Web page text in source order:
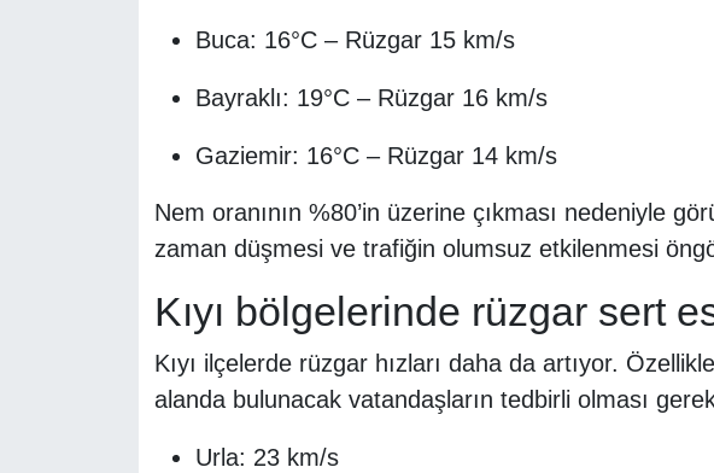
Buca: 16°C – Rüzgar 15 km/s
Bayraklı: 19°C – Rüzgar 16 km/s
Gaziemir: 16°C – Rüzgar 14 km/s
Nem oranının %80’in üzerine çıkması nedeniyle
zaman düşmesi ve trafiğin olumsuz etkilenmesi
Kıyı bölgelerinde rüzgar sert
Kıyı ilçelerde rüzgar hızları daha da artıyor.
alanda bulunacak vatandaşların tedbirli olması
Urla: 23 km/s